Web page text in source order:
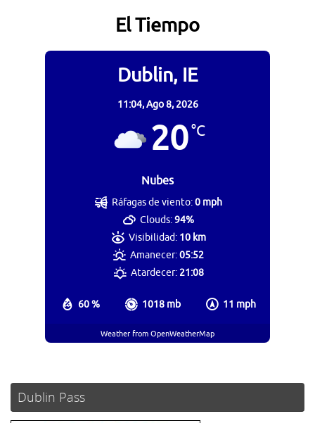
El Tiempo
Dublin, IE
11:04,Ago 8, 2026
20°C
Nubes
60 % 1018 mb 11 mph
Ráfagas de viento:0 mph
Clouds:94%
Visibilidad: 10 km
Amanecer:05:52
Atardecer:21:08
Weather from OpenWeatherMap
Dublin Pass